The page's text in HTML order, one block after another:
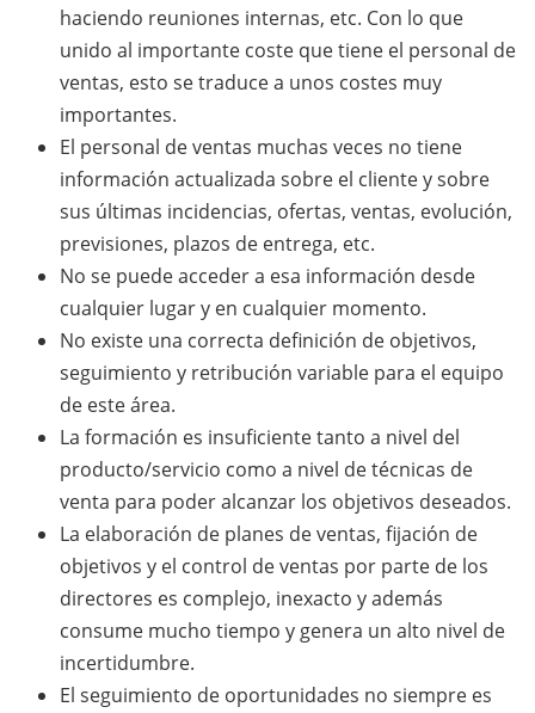
haciendo reuniones internas, etc. Con lo que
unido al importante coste que tiene el personal de
ventas, esto se traduce a unos costes muy
importantes.
El personal de ventas muchas veces no tiene
información actualizada sobre el cliente y sobre
sus últimas incidencias, ofertas, ventas, evolución,
previsiones, plazos de entrega, etc.
No se puede acceder a esa información desde
cualquier lugar y en cualquier momento.
No existe una correcta definición de objetivos,
seguimiento y retribución variable para el equipo
de este área.
La formación es insuficiente tanto a nivel del
producto/servicio como a nivel de técnicas de
venta para poder alcanzar los objetivos deseados.
La elaboración de planes de ventas, fijación de
objetivos y el control de ventas por parte de los
directores es complejo, inexacto y además
consume mucho tiempo y genera un alto nivel de
incertidumbre.
El seguimiento de oportunidades no siempre es